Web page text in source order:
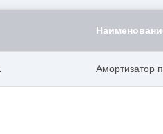
Амортизатор